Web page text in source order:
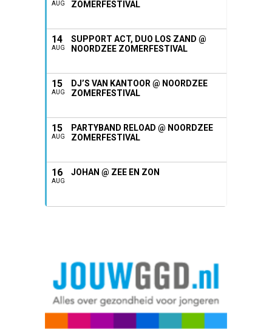
AUG ZOMERFESTIVAL
14
AUG
SUPPORT ACT, DUO LOS ZAND @
NOORDZEE ZOMERFESTIVAL
15
AUG
DJ’S VAN KANTOOR @ NOORDZEE
ZOMERFESTIVAL
15
AUG
PARTYBAND RELOAD @ NOORDZEE
ZOMERFESTIVAL
16
AUG
JOHAN @ ZEE EN ZON